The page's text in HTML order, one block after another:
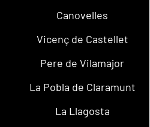
Canovelles
Vicenç de Castellet
Pere de Vilamajor
La Pobla de Claramunt
La Llagosta